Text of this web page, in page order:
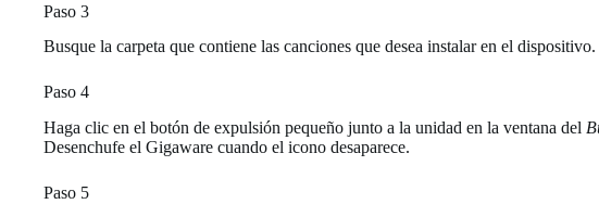
Paso 3
Busque la carpeta que contiene las canciones que desea instalar en el
Paso 4
Haga clic en el botón de expulsión pequeño junto a la unidad en la ventana del
Desenchufe el Gigaware cuando el icono desaparece.
Paso 5